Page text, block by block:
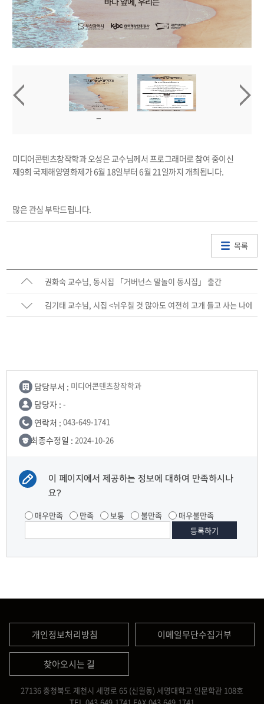
미디어콘텐츠창작학과 오성은 교수님께서 프로그래머로 참여 중이신
제9회 국제해양영화제가 6월 18일부터 6월 21일까지 개최됩니다.
많은 관심 부탁드립니다.
목록
권화숙 교수님, 동시집 「거버넌스 말놀이 동시집」 출간
김기태 교수님, 시집 <뉘우칠 것 많아도 여전히 고개 들고 사는 나에
담당부서 : 미디어콘텐츠창작학과
담당자 : -
연락처 : 043-649-1741
최종수정일 : 2024-10-26
이 페이지에서 제공하는 정보에 대하여 만족하시나
요?
매우만족 만족 보통 불만족 매우불만족
개인정보처리방침 이메일무단수집거부
찾아오시는 길
27136 충청북도 제천시 세명로 65 (신월동) 세명대학교 인문학관 108호